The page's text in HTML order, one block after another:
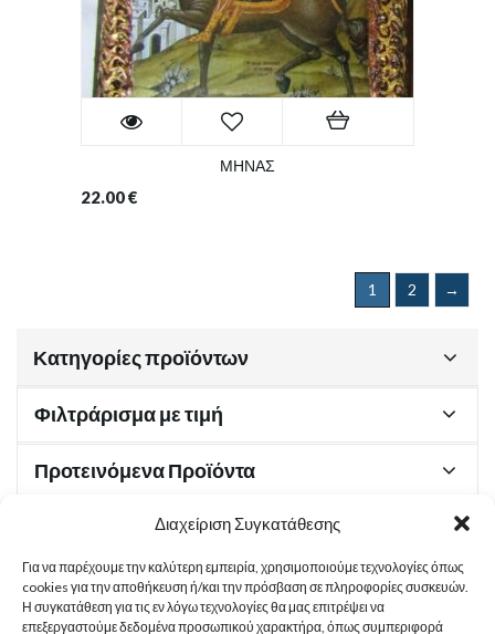
Διαχείριση Συγκατάθεσης
Για να παρέχουμε την καλύτερη εμπειρία, χρησιμοποιούμε τεχνολογίες όπως
cookies για την αποθήκευση ή/και την πρόσβαση σε πληροφορίες συσκευών.
Η συγκατάθεση για τις εν λόγω τεχνολογίες θα μας επιτρέψει να
επεξεργαστούμε δεδομένα προσωπικού χαρακτήρα, όπως συμπεριφορά
ΜΗΝΑΣ
22.00€
1 2 →
Κατηγορίες προϊόντων
Φιλτράρισμα με τιμή
Προτεινόμενα Προϊόντα
Χρήσιμα Έγγραφα